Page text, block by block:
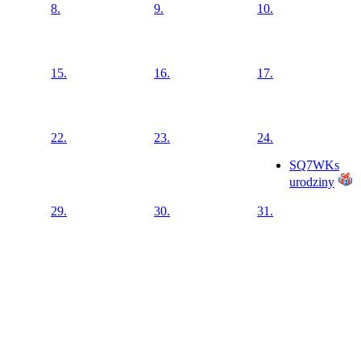
8. 9. 10.
15. 16. 17.
22. 23.
24.
SQ7WKs
urodziny
29. 30. 31.